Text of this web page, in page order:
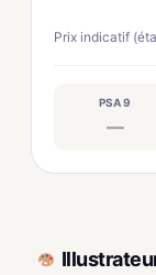
Prix indicatif
PSA 9
—